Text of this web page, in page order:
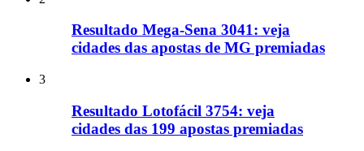
Resultado Mega-Sena 3041: veja
cidades das apostas de MG premiadas
3
Resultado Lotofácil 3754: veja
cidades das 199 apostas premiadas